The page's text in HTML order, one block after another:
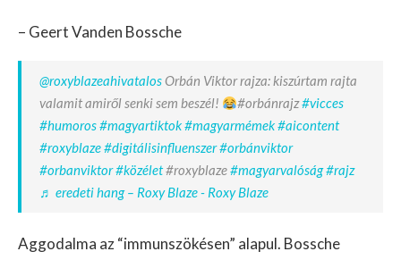
– Geert Vanden Bossche
@roxyblazeahivatalosOrbán Viktor rajza: kiszúrtam rajta
valamit amiről senki sem beszél!
#orbánrajz#vicces
#humoros#magyartiktok#magyarmémek#aicontent
#roxyblaze#digitálisinfluenszer#orbánviktor
#orbanviktor#közélet#roxyblaze#magyarvalóság#rajz
♬ eredeti hang – Roxy Blaze - Roxy Blaze
Aggodalma az “immunszökésen” alapul. Bossche